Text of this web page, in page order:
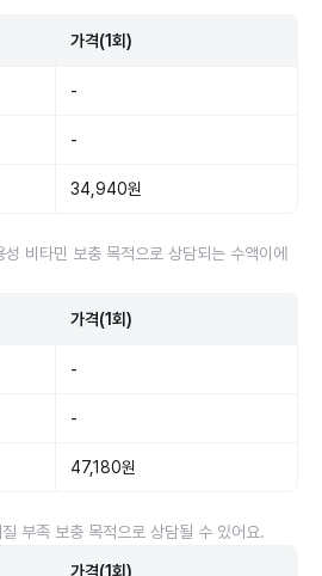
가격(1회)
-
-
34,940원
비타민 보충 목적으로 상담되는 수액이에
가격(1회)
-
-
47,180원
부족 보충 목적으로 상담될 수 있어요.
가격(1회)